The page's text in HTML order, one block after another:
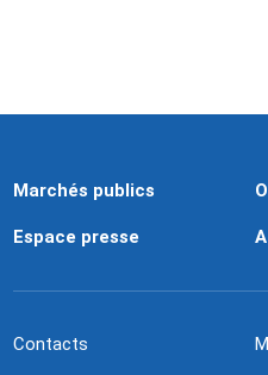
Marchés publics
Espace presse
Contacts